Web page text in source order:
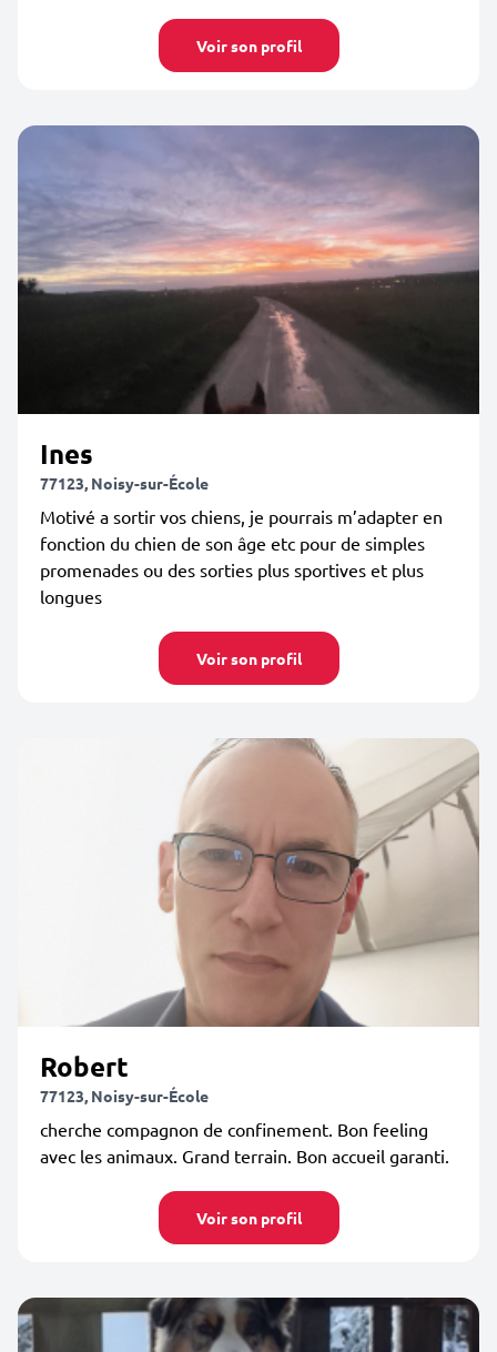
Voir son profil
Ines
77123, Noisy-sur-École
Motivé a sortir vos chiens, je pourrais m’adapter en
fonction du chien de son âge etc pour de simples
promenades ou des sorties plus sportives et plus
longues
Voir son profil
Robert
77123, Noisy-sur-École
cherche compagnon de confinement. Bon feeling
avec les animaux. Grand terrain. Bon accueil garanti.
Voir son profil